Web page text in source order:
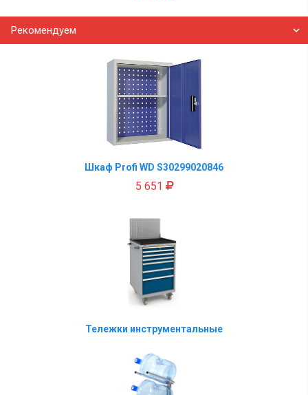
Рекомендуем
Шкаф Profi WD S30299020846
5 651
Тележки инструментальные